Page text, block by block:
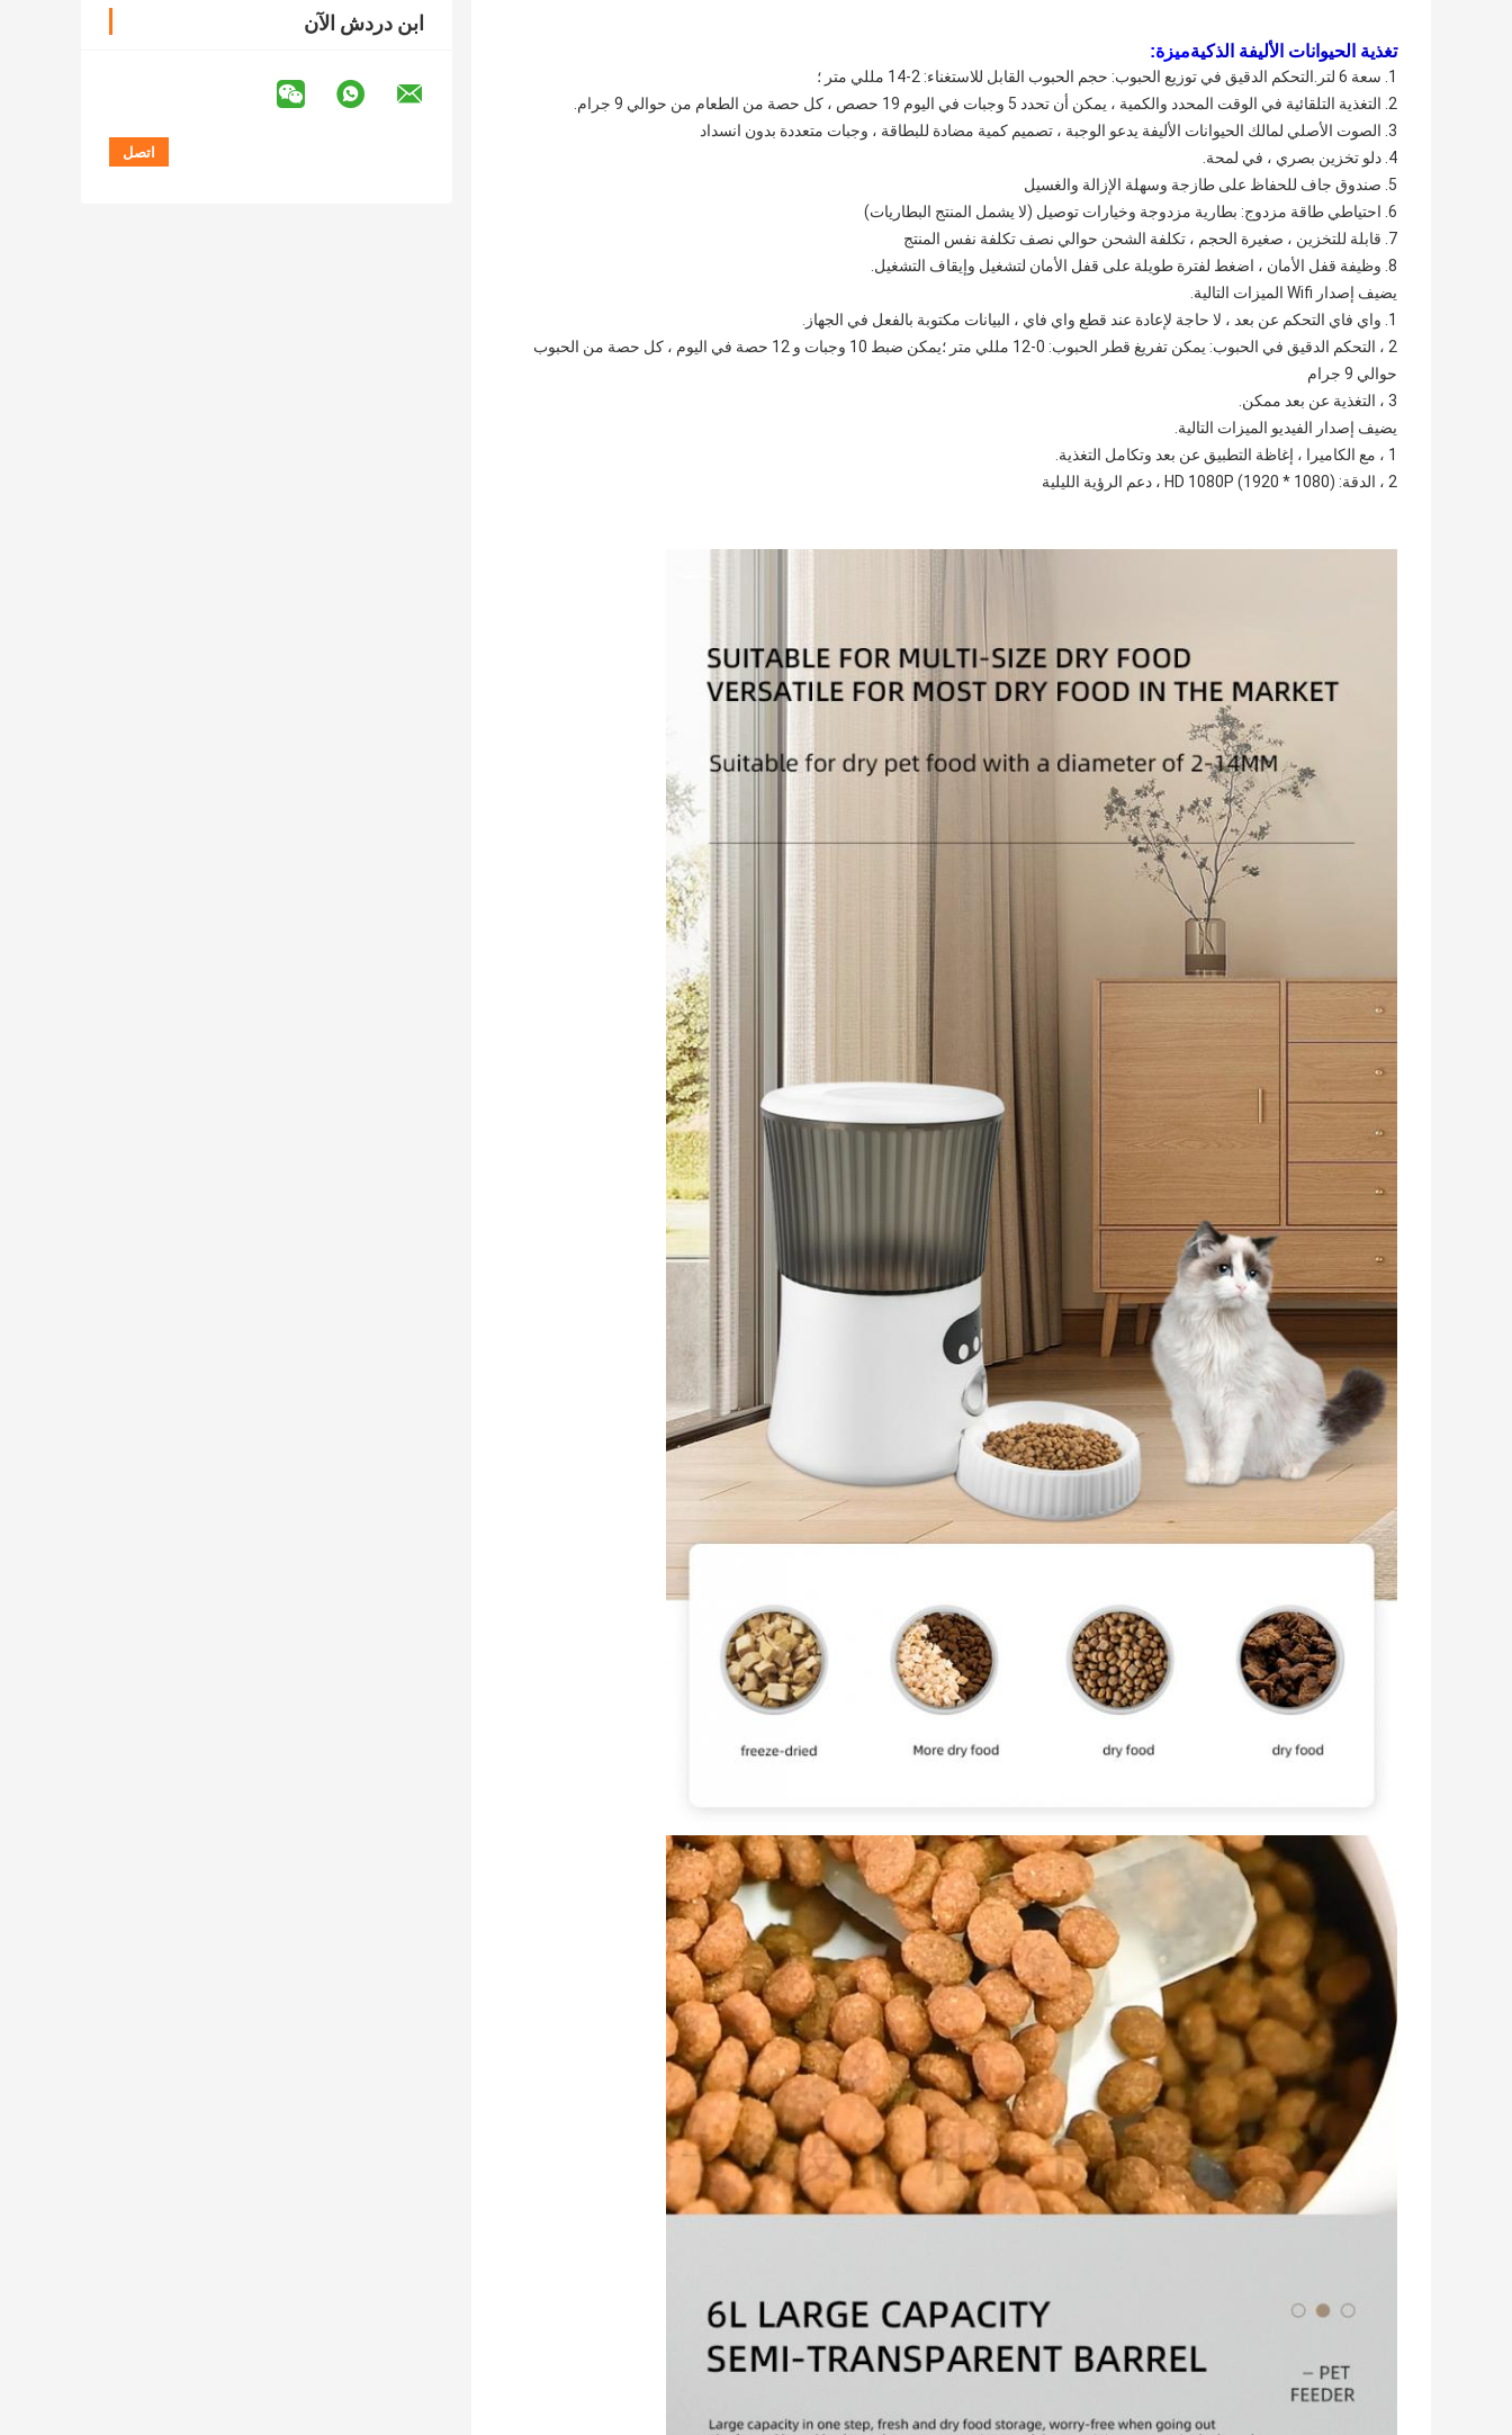
ابن دردش الآن
تغذية الحيوانات الأليفة الذكيةميزة:
1. سعة 6 لتر.التحكم الدقيق في توزيع الحبوب: حجم الحبوب القابل للاستغناء: 2-14 مللي متر ؛
2. التغذية التلقائية في الوقت المحدد والكمية ، يمكن أن تحدد 5 وجبات في اليوم 19 حصص ، كل حصة من الطعام من حوالي 9 جرام.
3. الصوت الأصلي لمالك الحيوانات الأليفة يدعو الوجبة ، تصميم كمية مضادة للبطاقة ، وجبات متعددة بدون انسداد
4. دلو تخزين بصري ، في لمحة.
5. صندوق جاف للحفاظ على طازجة وسهلة الإزالة والغسيل
6. احتياطي طاقة مزدوج: بطارية مزدوجة وخيارات توصيل (لا يشمل المنتج البطاريات)
7. قابلة للتخزين ، صغيرة الحجم ، تكلفة الشحن حوالي نصف تكلفة نفس المنتج
8. وظيفة قفل الأمان ، اضغط لفترة طويلة على قفل الأمان لتشغيل وإيقاف التشغيل.
يضيف إصدار Wifi الميزات التالية.
1. واي فاي التحكم عن بعد ، لا حاجة لإعادة عند قطع واي فاي ، البيانات مكتوبة بالفعل في الجهاز.
2 ، التحكم الدقيق في الحبوب: يمكن تفريغ قطر الحبوب: 0-12 مللي متر ؛يمكن ضبط 10 وجبات و 12 حصة في اليوم ، كل حصة من الحبوب
حوالي 9 جرام
3 ، التغذية عن بعد ممكن.
يضيف إصدار الفيديو الميزات التالية.
1 ، مع الكاميرا ، إغاظة التطبيق عن بعد وتكامل التغذية.
2 ، الدقة: HD 1080P (1920 * 1080) ، دعم الرؤية الليلية